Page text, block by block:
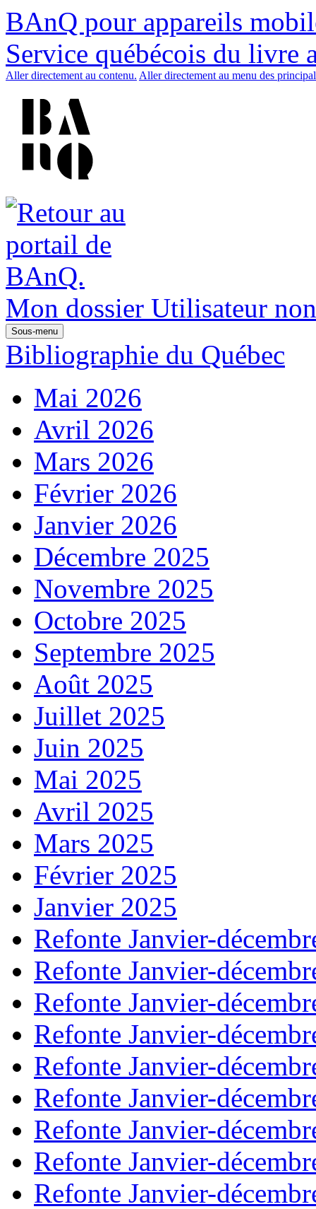
BAnQ pour appareils
Service québécois du livre
Aller directement au contenu. Aller directement au menu des
Mon dossier Utilisateur
Sous-menu
Bibliographie du Québec
Mai 2026
Avril 2026
Mars 2026
Février 2026
Janvier 2026
Décembre 2025
Novembre 2025
Octobre 2025
Septembre 2025
Août 2025
Juillet 2025
Juin 2025
Mai 2025
Avril 2025
Mars 2025
Février 2025
Janvier 2025
Refonte Janvier-
Refonte Janvier-
Refonte Janvier-
Refonte Janvier-
Refonte Janvier-
Refonte Janvier-
Refonte Janvier-
Refonte Janvier-
Refonte Janvier-